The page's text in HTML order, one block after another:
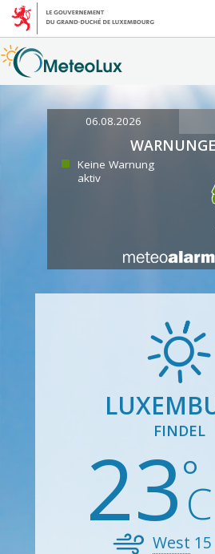
06.08.2026
Keine Warnung
aktiv
FINDEL
23
West 15